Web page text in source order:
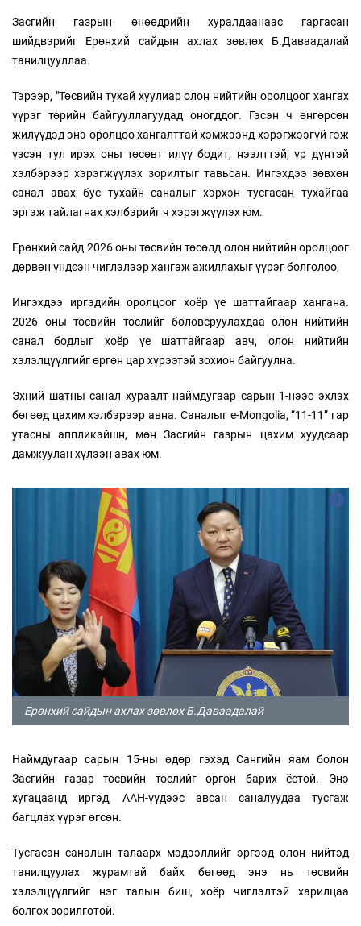
Засгийн газрын өнөөдрийн хуралдаанаас гаргасан
шийдвэрийг Ерөнхий сайдын ахлах зөвлөх Б.Даваадалай
танилцууллаа.
Тэрээр, "Төсвийн тухай хуулиар олон нийтийн оролцоог хангах
үүрэг төрийн байгууллагуудад оногддог. Гэсэн ч өнгөрсөн
жилүүдэд энэ оролцоо хангалттай хэмжээнд хэрэгжээгүй гэж
үзсэн тул ирэх оны төсөвт илүү бодит, нээлттэй, үр дүнтэй
хэлбэрээр хэрэгжүүлэх зорилтыг тавьсан. Ингэхдээ зөвхөн
санал авах бус тухайн саналыг хэрхэн тусгасан тухайгаа
эргэж тайлагнах хэлбэрийг ч хэрэгжүүлэх юм.
Ерөнхий сайд 2026 оны төсвийн төсөлд олон нийтийн оролцоог
дөрвөн үндсэн чиглэлээр хангаж ажиллахыг үүрэг болголоо,
Ингэхдээ иргэдийн оролцоог хоёр үе шаттайгаар хангана.
2026 оны төсвийн төслийг боловсруулахдаа олон нийтийн
санал бодлыг хоёр үе шаттайгаар авч, олон нийтийн
хэлэлцүүлгийг өргөн цар хүрээтэй зохион байгуулна.
Эхний шатны санал хураалт наймдугаар сарын 1-нээс эхлэх
бөгөөд цахим хэлбэрээр авна. Саналыг e-Mongolia, “11-11” гар
утасны аппликэйшн, мөн Засгийн газрын цахим хуудсаар
дамжуулан хүлээн авах юм.
Ерөнхий сайдын ахлах зөвлөх Б.Даваадалай
Наймдугаар сарын 15-ны өдөр гэхэд Сангийн яам болон
Засгийн газар төсвийн төслийг өргөн барих ёстой. Энэ
хугацаанд иргэд, ААН-үүдээс авсан саналуудаа тусгаж
багцлах үүрэг өгсөн.
Тусгасан саналын талаарх мэдээллийг эргээд олон нийтэд
танилцуулах журамтай байх бөгөөд энэ нь төсвийн
хэлэлцүүлгийг нэг талын биш, хоёр чиглэлтэй харилцаа
болгох зорилготой.